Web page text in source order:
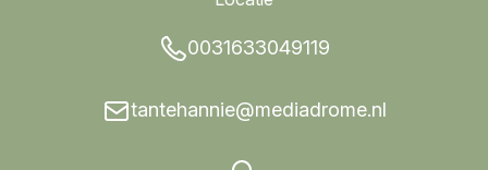
0031633049119
tantehannie@mediadrome.nl